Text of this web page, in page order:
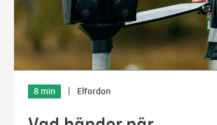
8 min Elfordon